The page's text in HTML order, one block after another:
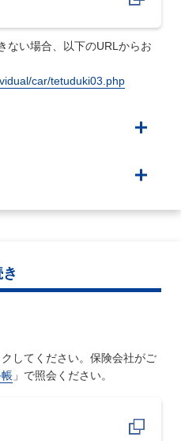
ない場合、以下のURLからお
car/tetuduki03.php
してください。保険会社がご
」で照会ください。